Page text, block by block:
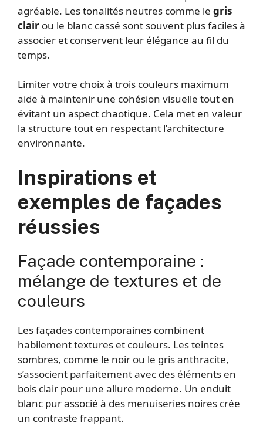
agréable. Les tonalités neutres comme le gris
clair ou le blanc cassé sont souvent plus faciles à
associer et conservent leur élégance au fil du
temps.
Limiter votre choix à trois couleurs maximum
aide à maintenir une cohésion visuelle tout en
évitant un aspect chaotique. Cela met en valeur
la structure tout en respectant l’architecture
environnante.
Inspirations et
exemples de façades
réussies
Façade contemporaine :
mélange de textures et de
couleurs
Les façades contemporaines combinent
habilement textures et couleurs. Les teintes
sombres, comme le noir ou le gris anthracite,
s’associent parfaitement avec des éléments en
bois clair pour une allure moderne. Un enduit
blanc pur associé à des menuiseries noires crée
un contraste frappant.